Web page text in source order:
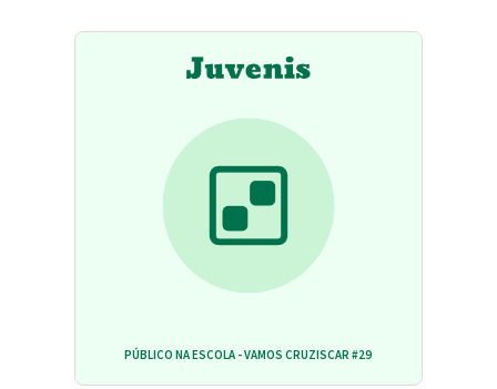
PÚBLICO NA ESCOLA - VAMOS CRUZISCAR #29